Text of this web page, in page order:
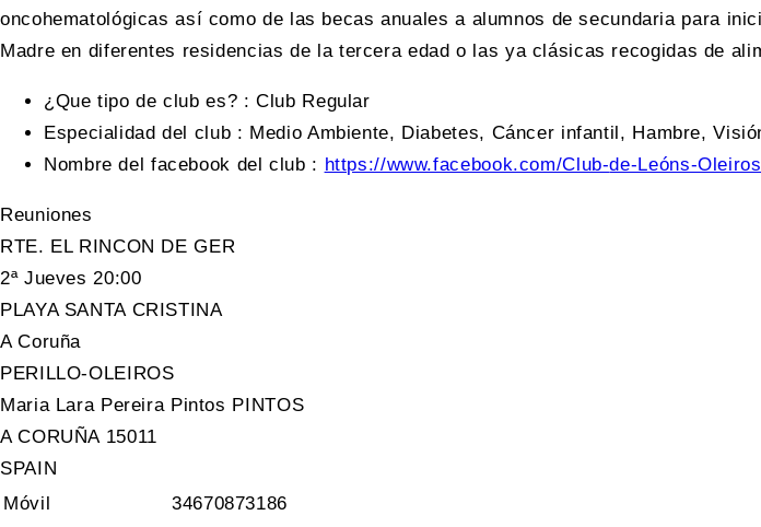
oncohematológicas así como de las becas anuales a alumnos de secundaria para
Madre en diferentes residencias de la tercera edad o las ya clásicas recogidas de
¿Que tipo de club es? : Club Regular
Especialidad del club : Medio Ambiente, Diabetes, Cáncer infantil, Hambre,
Nombre del facebook del club : https://www.facebook.com/Club-de-Leóns-
Reuniones
RTE. EL RINCON DE GER
2ª Jueves 20:00
PLAYA SANTA CRISTINA
A Coruña
PERILLO-OLEIROS
Maria Lara Pereira Pintos PINTOS
A CORUÑA 15011
SPAIN
Móvil
34670873186